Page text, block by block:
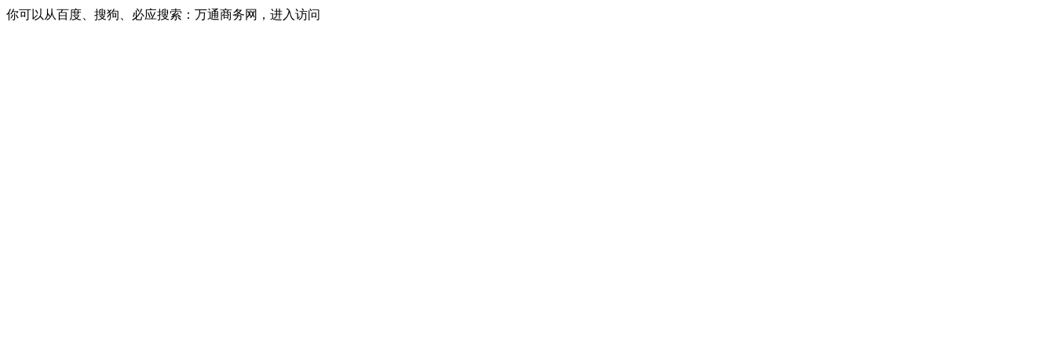
你可以从百度、搜狗、必应搜索：万通商务网，进入访问